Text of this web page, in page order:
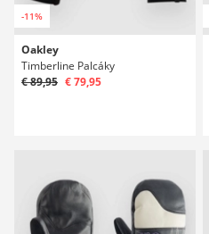
-11%
Oakley
Timberline Palcáky
€ 89,95 € 79,95